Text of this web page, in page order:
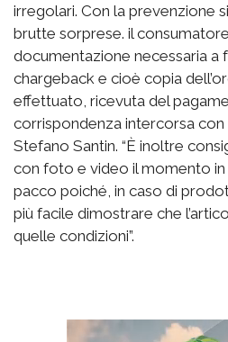
irregolari. Con la prevenzione
brutte sorprese. il
documentazione necessaria a
chargeback e cioè copia
effettuato, ricevuta del
corrispondenza intercorsa
Stefano Santin. “È inoltre
con foto e video il momento in
pacco poiché, in caso di
più facile dimostrare che
quelle condizioni”.